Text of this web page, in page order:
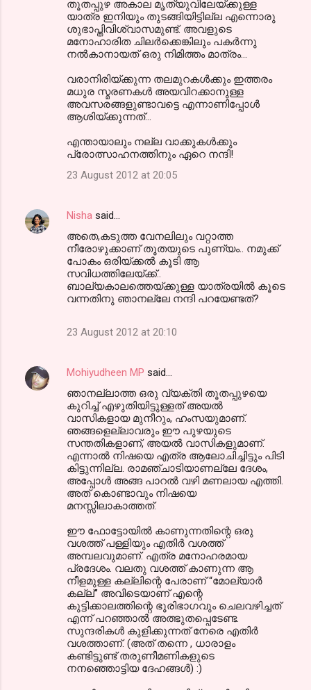
തൂതപ്പുഴ അകാല മൃത്യുവിലേയ്ക്കുള്ള
യാത്ര ഇനിയും തുടങ്ങിയിട്ടില്ല എന്നൊരു
ശുഭാപ്തിവിശ്വാസമുണ്ട്. അവളുടെ
മനോഹാരിത ചിലര്‍ക്കെങ്കിലും പകര്‍ന്നു
നല്‍കാനായത് ഒരു നിമിത്തം മാത്രം...
വരാനിരിയ്ക്കുന്ന തലമുറകള്‍ക്കും ഇത്തരം
മധുര സ്മരണകള്‍ അയവിറക്കാനുള്ള
അവസരങ്ങളുണ്ടാവട്ടെ എന്നാണിപ്പോള്‍
ആശിയ്ക്കുന്നത്...
എന്തായാലും നല്ല വാക്കുകള്‍ക്കും
പ്രോത്സാഹനത്തിനും ഏറെ നന്ദി!
23 August 2012 at 20:05
Nisha said…
അതെ,കടുത്ത വേനലിലും വറ്റാത്ത
നീരോഴുക്കാണ്‌ തൂതയുടെ പുണ്യം.. നമുക്ക്
പോകം ഒരിയ്ക്കല്‍ കൂടി ആ
സവിധത്തിലേയ്ക്ക്..
ബാല്യകാലത്തെയ്ക്കുള്ള യാത്രയില്‍ കൂടെ
വന്നതിനു ഞാനല്ലേ നന്ദി പറയേണ്ടത്?
23 August 2012 at 20:10
Mohiyudheen MP said…
ഞാനല്ലാത്ത ഒരു വ്യക്തി തൂതപ്പുഴയെ
കുറിച്ച് എഴുതിയിട്ടുള്ളത് അയൽ
വാസികളായ മുനീറും, ഹംസയുമാണ്.
ഞങ്ങളെല്ലാവരും ഈ പുഴയുടെ
സന്തതികളാണ്, അയൽ വാസികളുമാണ്.
എന്നാൽ നിഷയെ എത്ര ആലോചിച്ചിട്ടും പിടി
കിട്ടുന്നില്ല. രാമഞ്ചാടിയാണല്ലേ ദേശം,
അപ്പോൾ അങ്ങ പാറൽ വഴി മണലായ എത്തി.
അത് കൊണ്ടാവും നിഷയെ
മനസ്സിലാകാത്തത്.
ഈ ഫോട്ടോയിൽ കാണുന്നതിന്റെ ഒരു
വശത്ത് പള്ളിയും എതിർ വശത്ത്
അമ്പലവുമാണ്. എത്ര മനോഹരമായ
പ്രദേശം. വലതു വശത്ത് കാണുന്ന ആ
നീളമുള്ള കല്ലിന്റെ പേരാണ് “മോല്യാർ
കല്ല്” അവിടെയാണ്‌ എന്റെ
കുട്ടിക്കാലത്തിന്റെ ഭൂരിഭാഗവും ചെലവഴിച്ചത്
എന്ന് പറഞ്ഞാൽ അത്ഭുതപ്പെടേണ്ട.
സുന്ദരികൾ കുളിക്കുന്നത് നേരെ എതിർ
വശത്താണ്. (അത് തന്നെ , ധാരാളം
കണ്ടിട്ടുണ്ട് തരുണീമണികളുടെ
നനഞ്ഞൊട്ടിയ ദേഹങ്ങൾ) :)